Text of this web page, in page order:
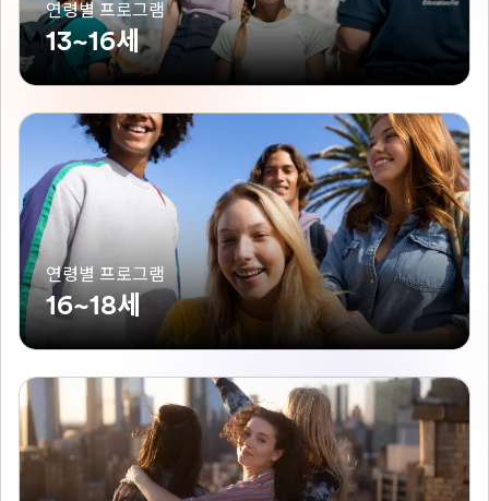
연령별 프로그램
13~16세
연령별 프로그램
16~18세